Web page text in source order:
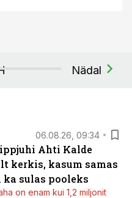
Nädal
06.08.26, 09:34
Ahti Kalde
kerkis, kasum samas
sulas pooleks
on enam kui 1,2 miljonit